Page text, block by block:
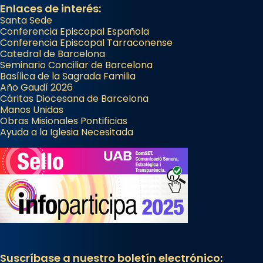
Enlaces de interés:
Santa Sede
Conferencia Episcopal Española
Conferencia Episcopal Tarraconense
Catedral de Barcelona
Seminario Conciliar de Barcelona
Basílica de la Sagrada Familia
Año Gaudí 2026
Cáritas Diocesana de Barcelona
Manos Unidas
Obras Misionales Pontificias
Ayuda a la Iglesia Necesitada
Suscríbase a nuestro boletín electrónico: